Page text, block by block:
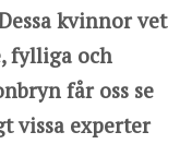
kvinnor vet
fylliga och
får oss se
vissa experter